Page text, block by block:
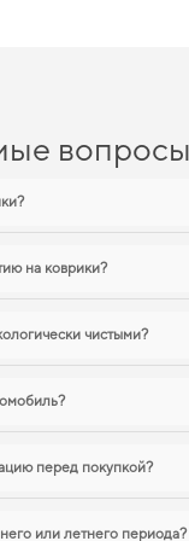
на коврики?
чистыми?
перед покупкой?
или летнего периода?